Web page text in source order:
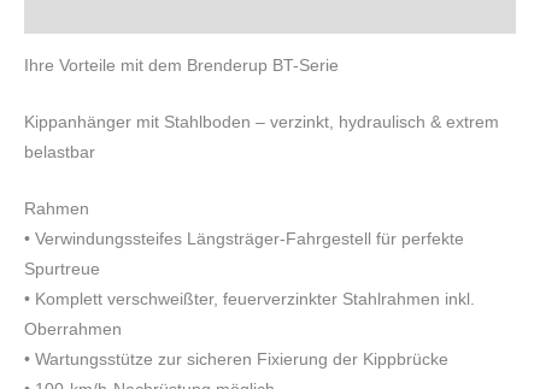
Ihre Vorteile mit dem Brenderup BT-Serie
Kippanhänger mit Stahlboden – verzinkt, hydraulisch & extrem
belastbar
Rahmen
• Verwindungssteifes Längsträger-Fahrgestell für perfekte
Spurtreue
• Komplett verschweißter, feuerverzinkter Stahlrahmen inkl.
Oberrahmen
• Wartungsstütze zur sicheren Fixierung der Kippbrücke